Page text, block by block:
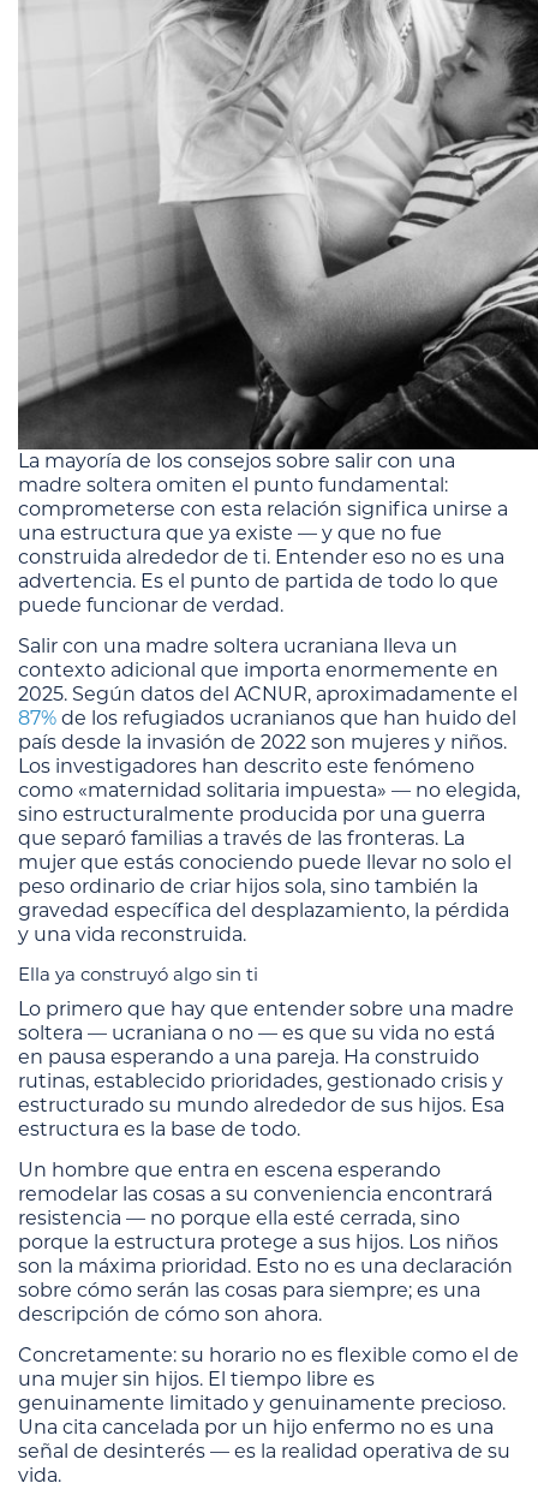
La mayoría de los consejos sobre salir con una
madre soltera omiten el punto fundamental:
comprometerse con esta relación significa unirse a
una estructura que ya existe — y que no fue
construida alrededor de ti. Entender eso no es una
advertencia. Es el punto de partida de todo lo que
puede funcionar de verdad.
Salir con una madre soltera ucraniana lleva un
contexto adicional que importa enormemente en
2025. Según datos del ACNUR, aproximadamente el
87% de los refugiados ucranianos que han huido del
país desde la invasión de 2022 son mujeres y niños.
Los investigadores han descrito este fenómeno
como «maternidad solitaria impuesta» — no elegida,
sino estructuralmente producida por una guerra
que separó familias a través de las fronteras. La
mujer que estás conociendo puede llevar no solo el
peso ordinario de criar hijos sola, sino también la
gravedad específica del desplazamiento, la pérdida
y una vida reconstruida.
Ella ya construyó algo sin ti
Lo primero que hay que entender sobre una madre
soltera — ucraniana o no — es que su vida no está
en pausa esperando a una pareja. Ha construido
rutinas, establecido prioridades, gestionado crisis y
estructurado su mundo alrededor de sus hijos. Esa
estructura es la base de todo.
Un hombre que entra en escena esperando
remodelar las cosas a su conveniencia encontrará
resistencia — no porque ella esté cerrada, sino
porque la estructura protege a sus hijos. Los niños
son la máxima prioridad. Esto no es una declaración
sobre cómo serán las cosas para siempre; es una
descripción de cómo son ahora.
Concretamente: su horario no es flexible como el de
una mujer sin hijos. El tiempo libre es
genuinamente limitado y genuinamente precioso.
Una cita cancelada por un hijo enfermo no es una
señal de desinterés — es la realidad operativa de su
vida.